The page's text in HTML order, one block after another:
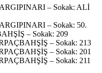
– Sokak: ALİ
– Sokak: 50.
– Sokak: 209
– Sokak: 213
– Sokak: 201
– Sokak: 211